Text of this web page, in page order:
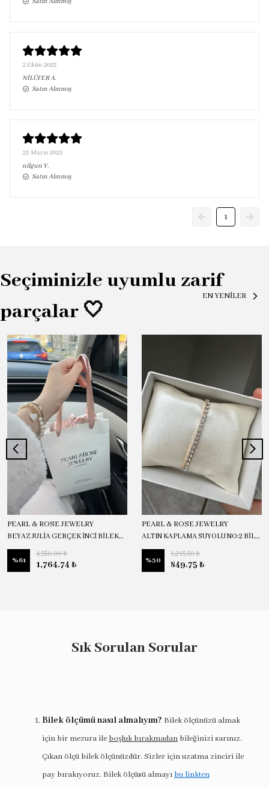
2 Ekim 2025
NİLÜFERA.
Satın Alınmış
25 Mayıs 2025
nilgun V.
Satın Alınmış
1
Seçiminizle uyumlu zarif
parçalar 🤍
EN YENİLER
PEARL & ROSE JEWELRY
BEYAZ JULİA GERÇEK İNCİ BİLEKLİK
%61
4,550.00 ₺
1,764.74 ₺
PEARL & ROSE JEWELRY
ALTIN KAPLAMA SUYOLU NO:2 BİLEKLİK
%30
1,215.50 ₺
849.75 ₺
Sık Sorulan Sorular
Bilek ölçümü nasıl almalıyım? Bilek ölçünüzü almak
için bir mezura ile boşluk bırakmadan bileğinizi sarınız.
Çıkan ölçü bilek ölçünüzdür. Sizler için uzatma zinciri ile
pay bırakıyoruz. Bilek ölçüsü almayı bu linkten